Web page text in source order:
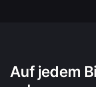
Auf jedem